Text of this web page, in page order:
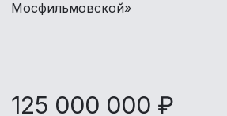
Мосфильмовской»
125 000 000 ₽